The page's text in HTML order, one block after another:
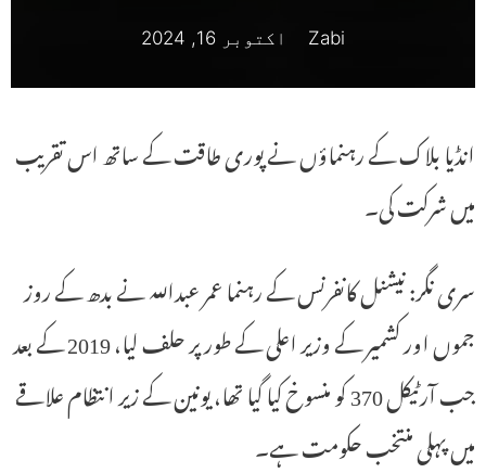
Zabi اکتوبر 16, 2024
انڈیا بلاک کے رہنماؤں نے پوری طاقت کے ساتھ اس تقریب
میں شرکت کی۔
سری نگر: نیشنل کانفرنس کے رہنما عمر عبداللہ نے بدھ کے روز
جموں اور کشمیر کے وزیر اعلی کے طور پر حلف لیا، 2019 کے بعد
جب آرٹیکل 370 کو منسوخ کیا گیا تھا، یونین کے زیر انتظام علاقے
میں پہلی منتخب حکومت ہے۔